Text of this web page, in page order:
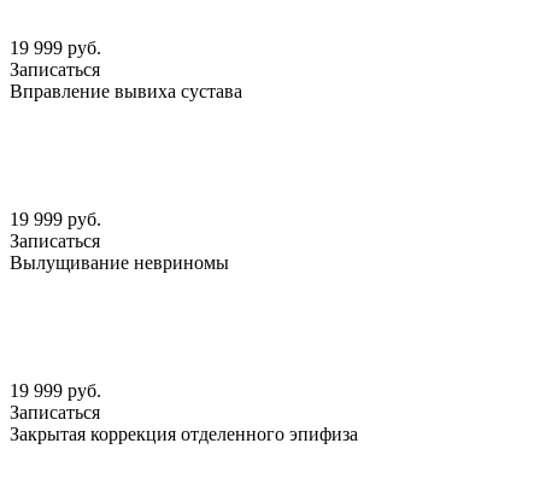
19 999 руб.
Записаться
Вправление вывиха сустава
19 999 руб.
Записаться
Вылущивание невриномы
19 999 руб.
Записаться
Закрытая коррекция отделенного эпифиза